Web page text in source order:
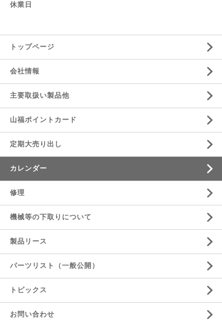
休業日
トップページ
会社情報
主要取扱い製品他
山福ポイントカード
定期大売り出し
カレンダー
修理
機械等の下取りについて
製品リース
パーツリスト（一般公開）
トピックス
お問い合わせ